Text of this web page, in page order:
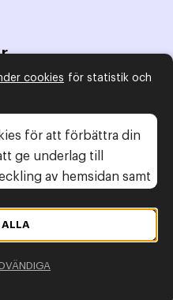
cookies för statistik och
för att förbättra din
ge underlag till
av hemsidan samt
ALLA